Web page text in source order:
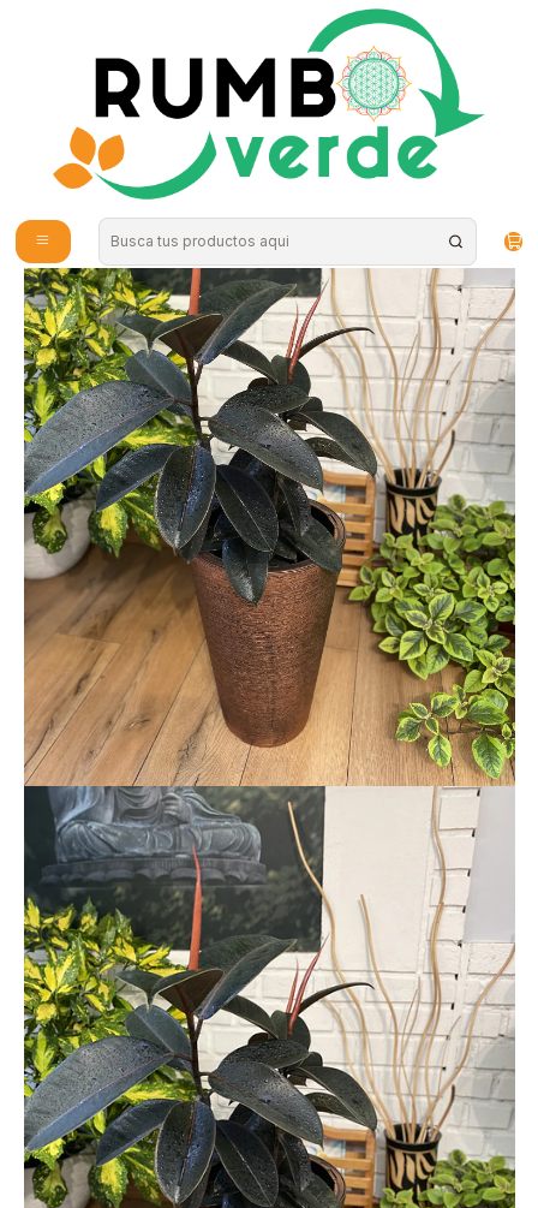
Envío gratis por compras sobre los 59.990 en la provincia de Santiago
Plantas de Interior
Plantas RV - Gomero Burgundy tamaño L / Retiro en tienda